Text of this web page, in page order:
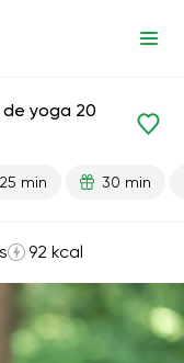
yoga 20
25 min 30 min
92 kcal